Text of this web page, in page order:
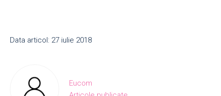
Data articol: 27 iulie 2018
Eucom